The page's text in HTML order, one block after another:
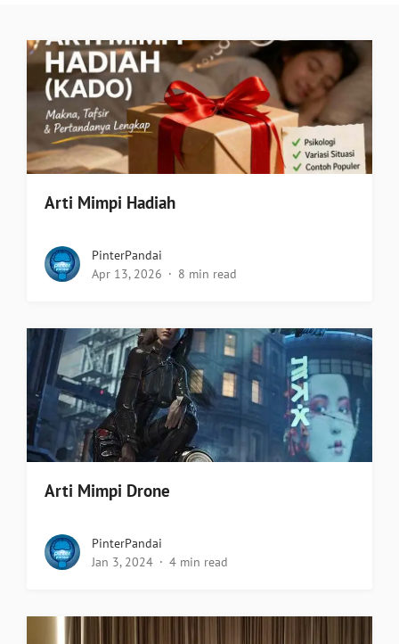
Arti Mimpi Hadiah
PinterPandai
Apr 13, 2026
8 min read
Arti Mimpi Drone
PinterPandai
Jan 3, 2024
4 min read